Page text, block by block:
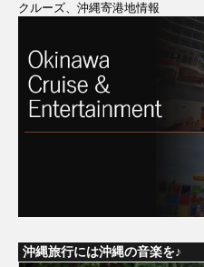
クルーズ、沖縄寄港地情報
沖縄旅行には沖縄の音楽を♪